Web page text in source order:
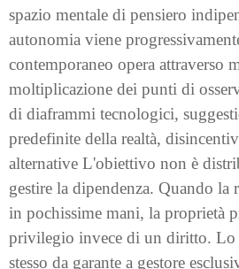
spazio mentale di pensiero
autonomia viene
contemporaneo opera attraverso
moltiplicazione dei punti di
di diaframmi tecnologici,
predefinite della realtà,
alternative L'obiettivo non è
gestire la dipendenza. Quando la
in pochissime mani, la proprietà
privilegio invece di un diritto. Lo
stesso da garante a gestore